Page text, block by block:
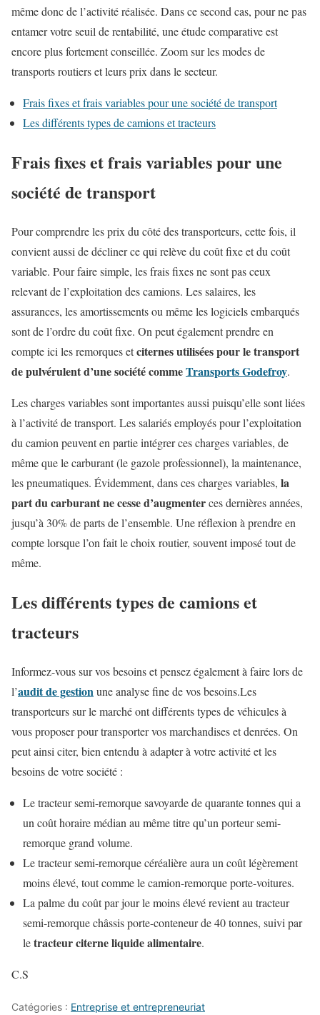
même donc de l’activité réalisée. Dans ce second cas, pour ne pas
entamer votre seuil de rentabilité, une étude comparative est
encore plus fortement conseillée. Zoom sur les modes de
transports routiers et leurs prix dans le secteur.
Frais fixes et frais variables pour une société de transport
Les différents types de camions et tracteurs
Frais fixes et frais variables pour une
société de transport
Pour comprendre les prix du côté des transporteurs, cette fois, il
convient aussi de décliner ce qui relève du coût fixe et du coût
variable. Pour faire simple, les frais fixes ne sont pas ceux
relevant de l’exploitation des camions. Les salaires, les
assurances, les amortissements ou même les logiciels embarqués
sont de l’ordre du coût fixe. On peut également prendre en
compte ici les remorques etciternes utilisées pour le transport
de pulvérulent d’une société commeTransports Godefroy.
Les charges variables sont importantes aussi puisqu’elle sont liées
à l’activité de transport. Les salariés employés pour l’exploitation
du camion peuvent en partie intégrer ces charges variables, de
même que le carburant (le gazole professionnel), la maintenance,
les pneumatiques. Évidemment, dans ces charges variables, la
part du carburant ne cesse d’augmenterces dernières années,
jusqu’à 30% de parts de l’ensemble. Une réflexion à prendre en
compte lorsque l’on fait le choix routier, souvent imposé tout de
même.
Les différents types de camions et
tracteurs
Informez-vous sur vos besoins et pensez également à faire lors de
l’audit de gestionune analyse fine de vos besoins.Les
transporteurs sur le marché ont différents types de véhicules à
vous proposer pour transporter vos marchandises et denrées. On
peut ainsi citer, bien entendu à adapter à votre activité et les
besoins de votre société :
Le tracteur semi-remorque savoyarde de quarante tonnes qui a
un coût horaire médian au même titre qu’un porteur semi-
remorque grand volume.
Le tracteur semi-remorque céréalière aura un coût légèrement
moins élevé, tout comme le camion-remorque porte-voitures.
La palme du coût par jour le moins élevé revient au tracteur
semi-remorque châssis porte-conteneur de 40 tonnes, suivi par
letracteur citerne liquide alimentaire.
C.S
Catégories : Entreprise et entrepreneuriat